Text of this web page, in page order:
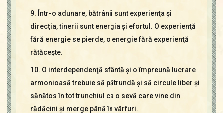
9. Într-o adunare, bătrânii sunt experienţa şi
direcţia, tinerii sunt energia şi efortul. O experienţă
fără energie se pierde, o energie fără experienţă
rătăceşte.
10. O interdependenţă sfântă şi o împreună lucrare
armonioasă trebuie să pătrundă şi să circule liber şi
sănătos în tot trunchiul ca o sevă care vine din
rădăcini şi merge până în vârfuri.